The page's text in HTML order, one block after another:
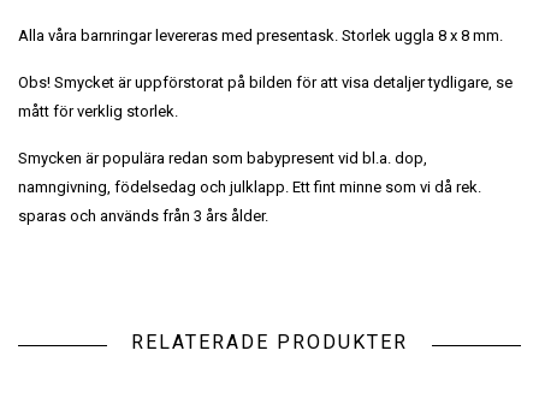
Alla våra barnringar levereras med presentask. Storlek uggla 8 x 8 mm.
Obs! Smycket är uppförstorat på bilden för att visa detaljer tydligare, se
mått för verklig storlek.
Smycken är populära redan som babypresent vid bl.a. dop,
namngivning, födelsedag och julklapp. Ett fint minne som vi då rek.
sparas och används från 3 års ålder.
RELATERADE PRODUKTER